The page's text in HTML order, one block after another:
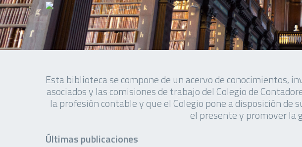
Esta biblioteca se compone de un acervo de conocimientos,
asociados y las comisiones de trabajo del Colegio de
la profesión contable y que el Colegio pone a disposición de
el presente y promover la
Últimas publicaciones